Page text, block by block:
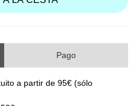
Pago
a partir de 95€ (sólo